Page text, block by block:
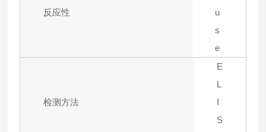
反应性
u
s
e
检测方法
E
L
I
S